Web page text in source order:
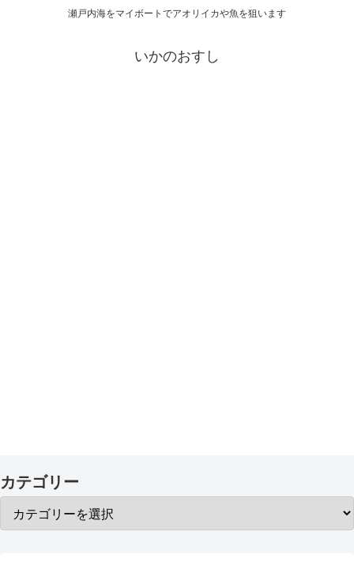
瀬戸内海をマイボートでアオリイカや魚を狙います
いかのおすし
カテゴリー